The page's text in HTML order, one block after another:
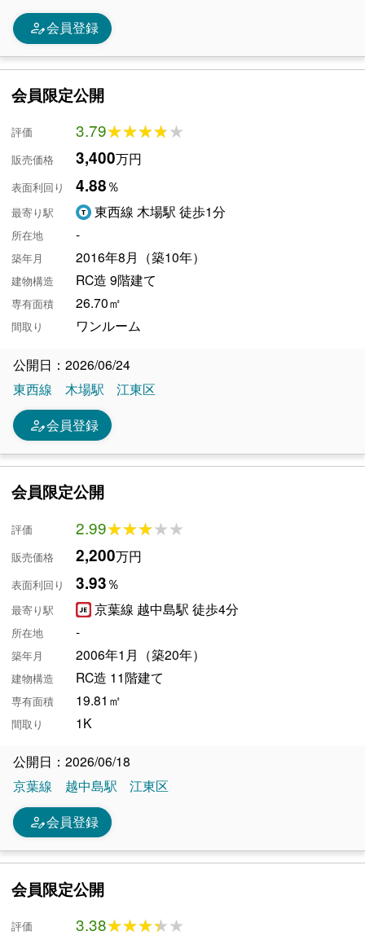
person_edit会員登録
会員限定公開
評価 3.79★★★★★
★★★★★
販売価格 3,400万円
表面利回り 4.88％
最寄り駅 東西線 木場駅 徒歩1分
所在地 -
築年月 2016年8月（築10年）
建物構造 RC造 9階建て
専有面積 26.70㎡
間取り ワンルーム
公開日：2026/06/24
東西線
木場駅 江東区
person_edit会員登録
会員限定公開
評価 2.99★★★★★
★★★★★
販売価格 2,200万円
表面利回り 3.93％
最寄り駅 京葉線 越中島駅 徒歩4分
所在地 -
築年月 2006年1月（築20年）
建物構造 RC造 11階建て
専有面積 19.81㎡
間取り 1K
公開日：2026/06/18
京葉線
越中島駅 江東区
person_edit会員登録
会員限定公開
評価 3.38★★★★★
★★★★★